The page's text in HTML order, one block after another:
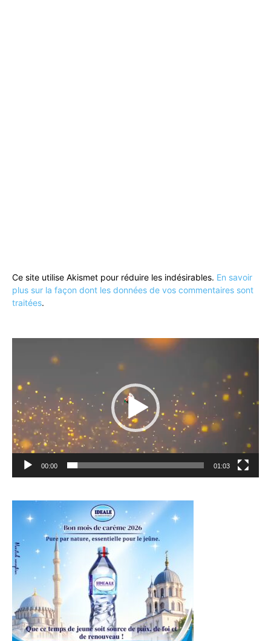
Ce site utilise Akismet pour réduire les indésirables. En savoir
plus sur la façon dont les données de vos commentaires sont
traitées.
00:00 01:03